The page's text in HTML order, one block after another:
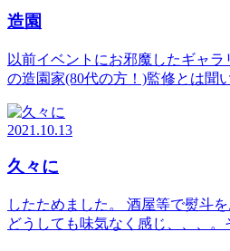
造園
以前イベントにお邪魔したギャ
の造園家(80代の方！)監修とは聞
2021.10.13
久々に
したためました。 酒屋等で熨斗
どうしても味気なく感じ、、、